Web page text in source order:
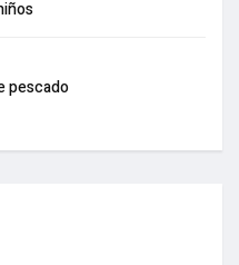
pescado